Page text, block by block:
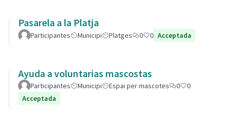
Pasarela a la Platja
Participantes Municipi Platges 0 0 Acceptada
Ayuda a voluntarias mascostas
Participantes Municipi Espai per mascotes 0
0
Acceptada